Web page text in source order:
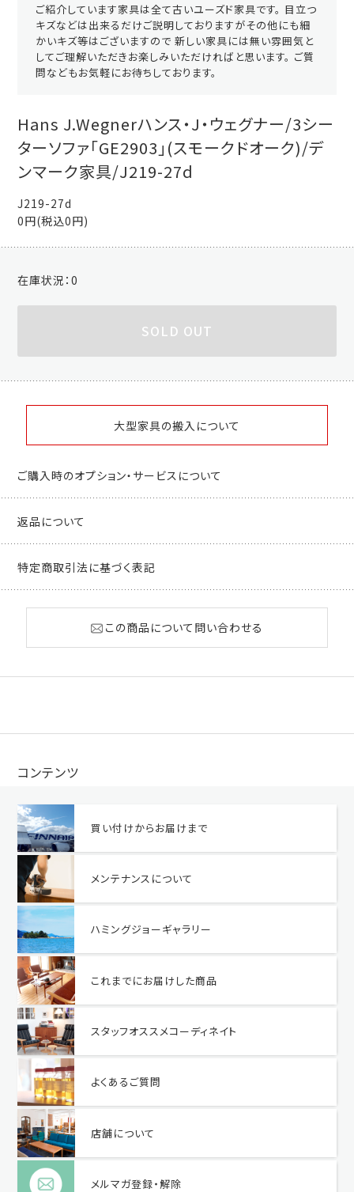
ご紹介しています家具は全て古いユーズド家具です。 目立つ
キズなどは出来るだけご説明しておりますがその他にも細
かいキズ等はございますので 新しい家具には無い雰囲気と
してご理解いただきお楽しみいただければと思います。 ご質
問などもお気軽にお待ちしております。
Hans J.Wegnerハンス・J・ウェグナー/3シー
ターソファ「GE2903」(スモークドオーク)/デ
ンマーク家具/J219-27d
J219-27d
0円(税込0円)
在庫状況：0
SOLD OUT
大型家具の搬入について
ご購入時のオプション・サービスについて
返品について
特定商取引法に基づく表記
この商品について問い合わせる
コンテンツ
買い付けからお届けまで
メンテナンスについて
ハミングジョーギャラリー
これまでにお届けした商品
スタッフオススメコーディネイト
よくあるご質問
店舗について
メルマガ登録・解除